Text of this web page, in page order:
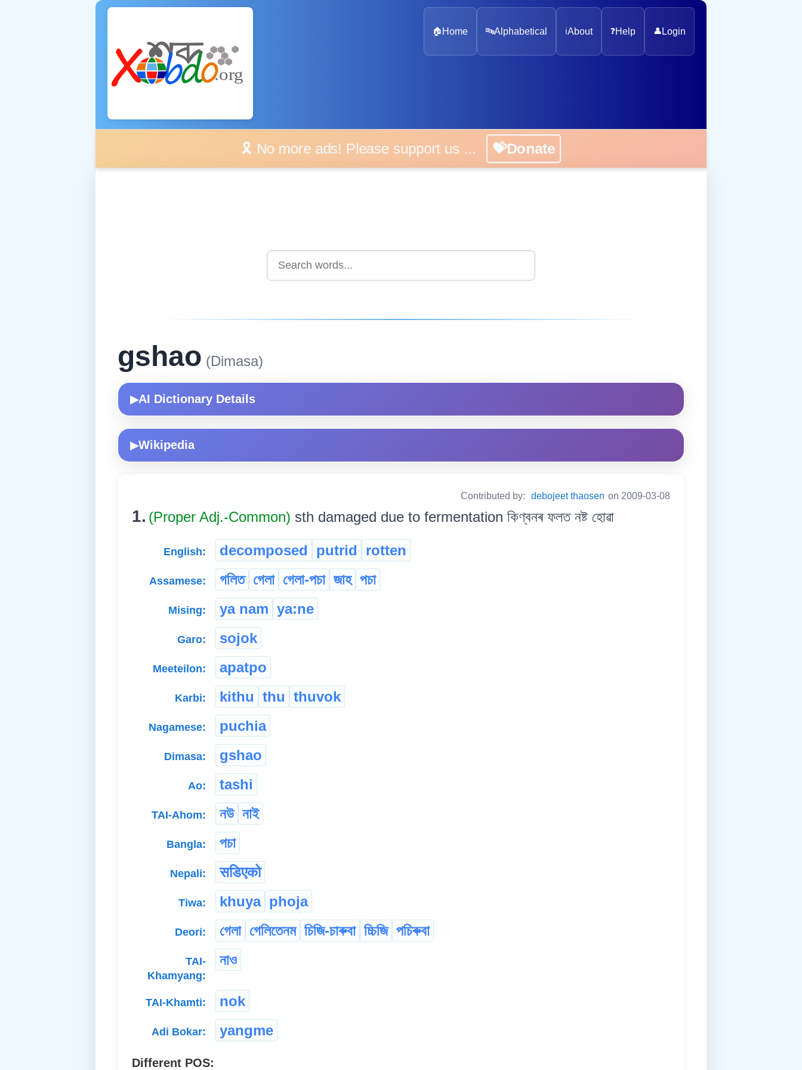
🏠 Home 🔤Alphabetical ℹ️About ❓Help 👤 Login
🎗️ No more ads! Please support us ... 💝Donate
gshao (Dimasa)
▶AI Dictionary Details
▶Wikipedia
Contributed by: debojeet thaosen on 2009-03-08
1. (Proper Adj.-Common) sth damaged due to fermentation কিণ্বনৰ ফলত নষ্ট হোৱা
English: decomposed putrid rotten
Assamese: গলিত গেলা গেলা-পচা জাহ পচা
Mising: ya nam ya:ne
Garo: sojok
Meeteilon: apatpo
Karbi: kithu thu thuvok
Nagamese: puchia
Dimasa: gshao
Ao: tashi
TAI-Ahom: নউ নাই
Bangla: পচা
Nepali: सडिएको
Tiwa: khuya phoja
Deori: গেলা গেলিতেনম চিজি-চাৰুবা চ্চিজি পচিৰুবা
TAI-
Khamyang:
নাও
TAI-Khamti: nok
Adi Bokar: yangme
Different POS: